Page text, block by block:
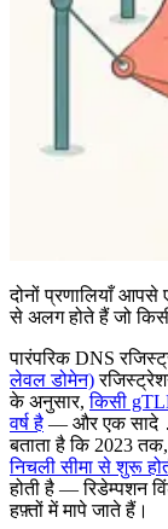
दोनों प्रणालियाँ
से अलग होते हैं जो
पारंपरिक DNS
लेवल डोमेन)
के अनुसार,किसी
वर्ष है — और एक सादे
बताता है कि 2023
निचली सीमा से शुरू
होती है — रिडेम्पशन
हफ़्तों में मापे जाते हैं।